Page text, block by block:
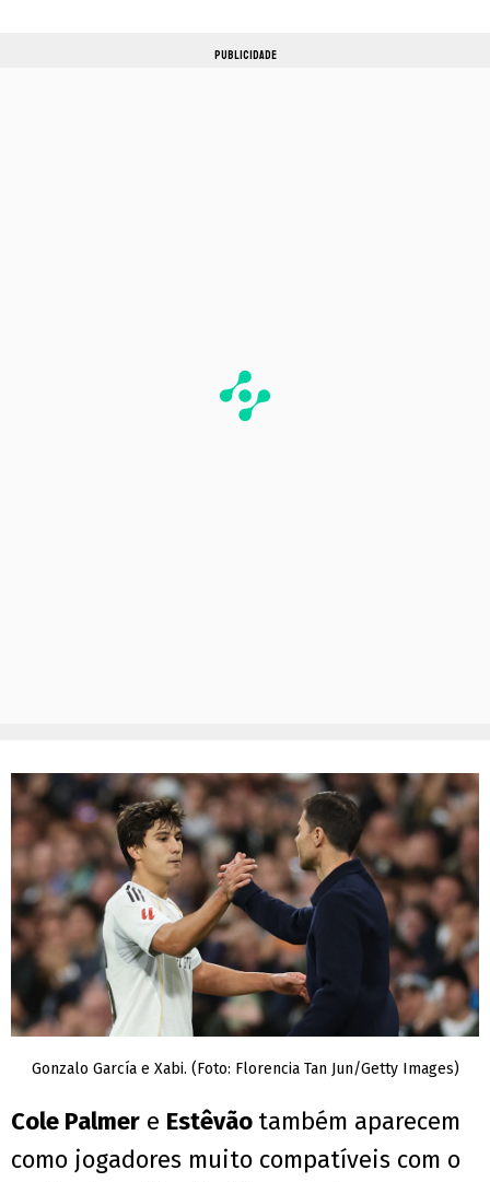
PUBLICIDADE
Gonzalo García e Xabi. (Foto: Florencia Tan Jun/Getty Images)
Cole Palmer e Estêvão também aparecem
como jogadores muito compatíveis com o